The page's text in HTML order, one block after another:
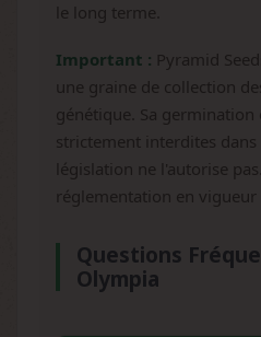
le long terme.
Important : Pyramid
une graine de collection
génétique. Sa germination
strictement interdites dans
législation ne l'autorise
réglementation en vigueur
Questions
Olympia